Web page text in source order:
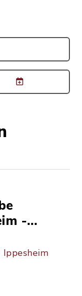
-
Ippesheim